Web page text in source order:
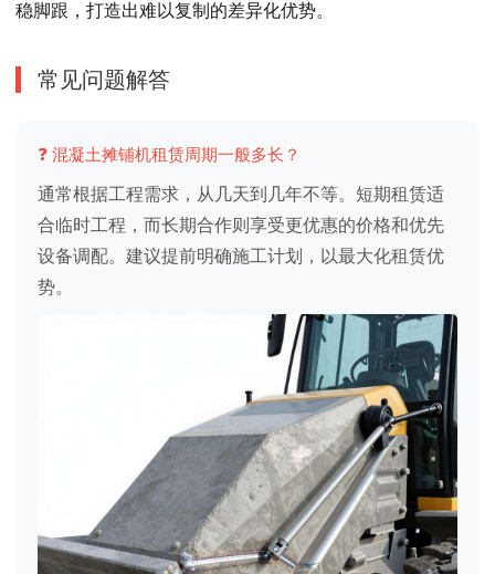
稳脚跟，打造出难以复制的差异化优势。
常见问题解答
❓ 混凝土摊铺机租赁周期一般多长？
通常根据工程需求，从几天到几年不等。短期租赁适
合临时工程，而长期合作则享受更优惠的价格和优先
设备调配。建议提前明确施工计划，以最大化租赁优
势。